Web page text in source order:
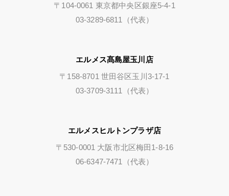
〒104-0061 東京都中央区銀座5-4-1
03-3289-6811（代表）
エルメス髙島屋玉川店
〒158-8701 世田谷区玉川3-17-1
03-3709-3111（代表）
エルメスヒルトンプラザ店
〒530-0001 大阪市北区梅田1-8-16
06-6347-7471（代表）